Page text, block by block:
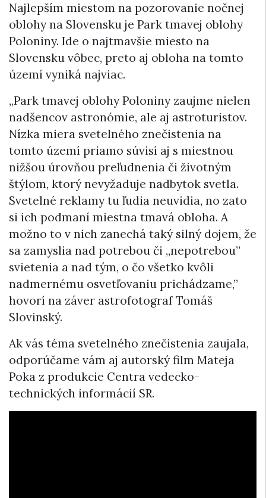
Najlepším miestom na pozorovanie nočnej
oblohy na Slovensku je Park tmavej oblohy
Poloniny. Ide o najtmavšie miesto na
Slovensku vôbec, preto aj obloha na tomto
území vyniká najviac.
„Park tmavej oblohy Poloniny zaujme nielen
nadšencov astronómie, ale aj astroturistov.
Nízka miera svetelného znečistenia na
tomto území priamo súvisí aj s miestnou
nižšou úrovňou preľudnenia či životným
štýlom, ktorý nevyžaduje nadbytok svetla.
Svetelné reklamy tu ľudia neuvidia, no zato
si ich podmaní miestna tmavá obloha. A
možno to v nich zanechá taký silný dojem, že
sa zamyslia nad potrebou či „nepotrebou”
svietenia a nad tým, o čo všetko kvôli
nadmernému osvetľovaniu prichádzame,”
hovorí na záver astrofotograf Tomáš
Slovinský.
Ak vás téma svetelného znečistenia zaujala,
odporúčame vám aj autorský film Mateja
Poka z produkcie Centra vedecko-
technických informácií SR.